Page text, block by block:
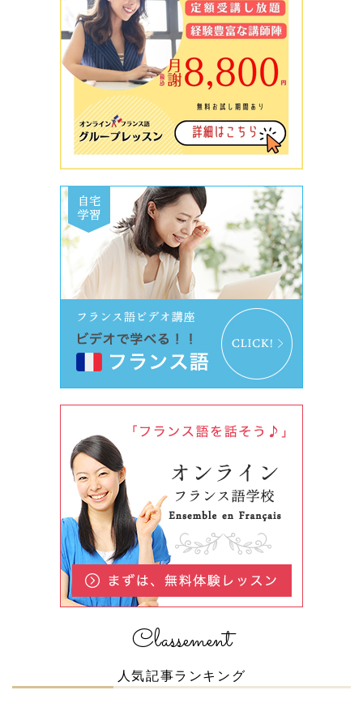
Classement
人気記事ランキング